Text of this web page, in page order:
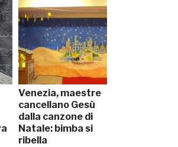
Venezia, maestre
cancellano Gesù
dalla canzone di
Natale: bimba si
ribella